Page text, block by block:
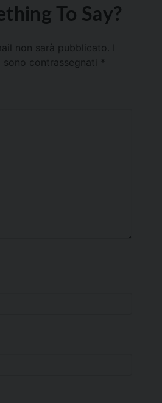
To Say?
non sarà pubblicato.
contrassegnati *